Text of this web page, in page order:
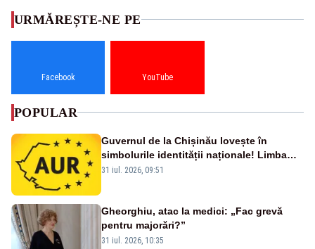
URMĂREȘTE-NE PE
Facebook YouTube
POPULAR
Guvernul de la Chișinău lovește în
simbolurile identității naționale! Limba
română nu se economisește! Limba
31 iul. 2026, 09:51
Gheorghiu, atac la medici: „Fac grevă
pentru majorări?”
31 iul. 2026, 10:35